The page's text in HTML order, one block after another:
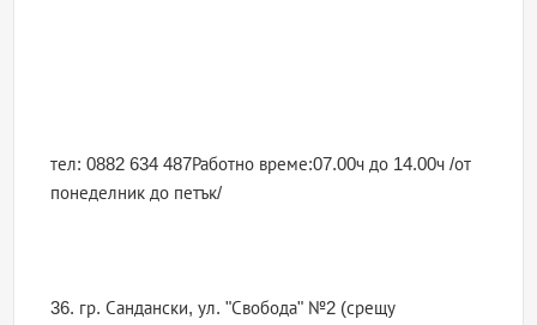
тел: 0882 634 487Работно време:07.00ч до 14.00ч /от
понеделник до петък/
36. гр. Сандански, ул. "Свобода" №2 (срещу